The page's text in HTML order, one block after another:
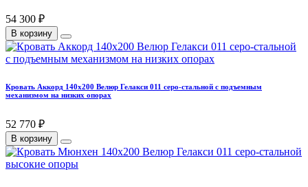
54 300 ₽
В корзину
Кровать Аккорд 140х200 Велюр Гелакси 011 серо-стальной с подъемным
механизмом на низких опорах
52 770 ₽
В корзину